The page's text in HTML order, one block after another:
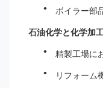
ボイラー部
石油化学と化学加
精製工場に
リフォーム